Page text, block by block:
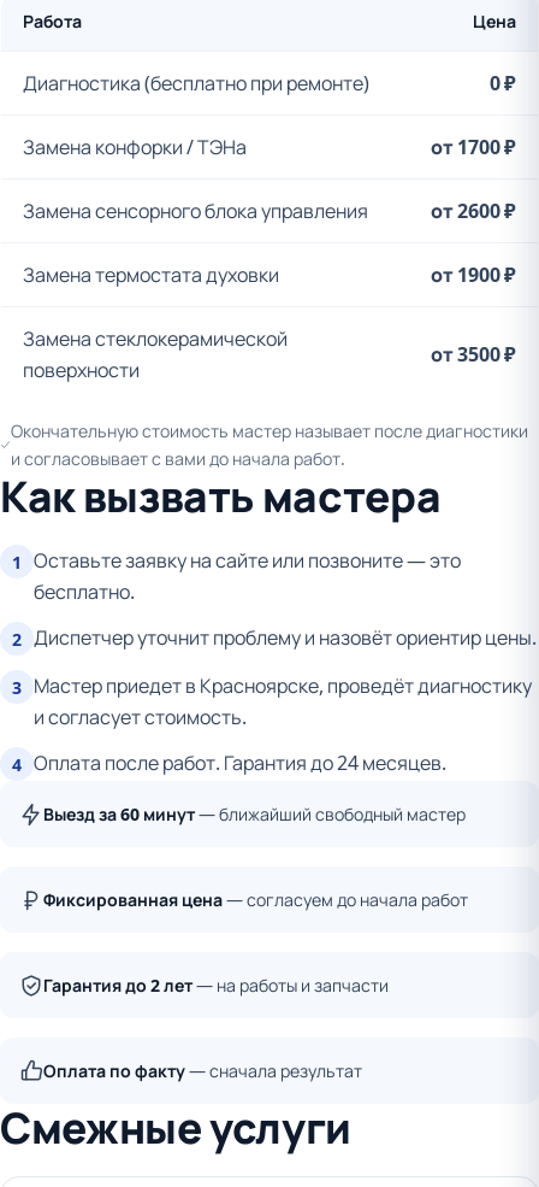
Работа Цена
Диагностика (бесплатно при ремонте) 0 ₽
Замена конфорки / ТЭНа от 1700 ₽
Замена сенсорного блока управления от 2600 ₽
Замена термостата духовки от 1900 ₽
Замена стеклокерамической
поверхности
от 3500 ₽
Окончательную стоимость мастер называет после диагностики
и согласовывает с вами до начала работ.
Как вызвать мастера
1
Оставьте заявку на сайте или позвоните — это
бесплатно.
2 Диспетчер уточнит проблему и назовёт ориентир цены.
3 Мастер приедет в Красноярске, проведёт диагностику
и согласует стоимость.
4 Оплата после работ. Гарантия до 24 месяцев.
Выезд за 60 минут— ближайший свободный мастер
Фиксированная цена— согласуем до начала работ
Гарантия до 2 лет— на работы и запчасти
Оплата по факту— сначала результат
Смежные услуги